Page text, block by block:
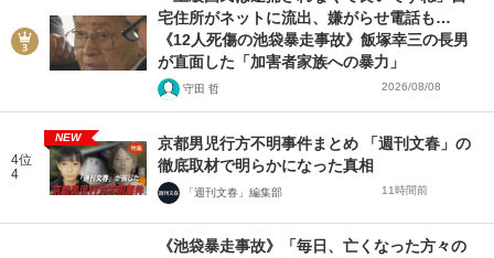
宅住所がネットに流出、嫌がらせ電話も…
《12人死傷の池袋暴走事故》飯塚幸三の長男
が直面した「加害者家族への暴力」
守田 哲 2026/08/08
4位
4
NEW
京都男児行方不明事件まとめ 「週刊文春」の
徹底取材で明らかになった真相
「週刊文春」編集部 11時間前
《池袋暴走事故》「毎日、亡くなった方々の